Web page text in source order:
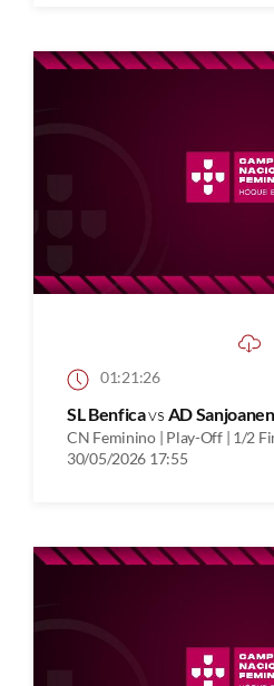
01:21:26
SL Benficavs AD
CN Feminino | Play-Off | 1/2
30/05/2026 17:55